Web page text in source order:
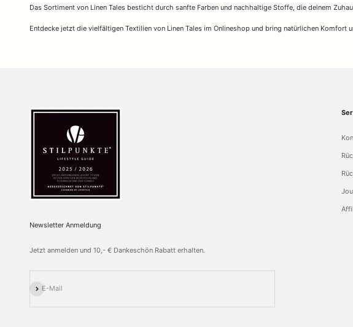
Das Sortiment von Linen Tales besticht durch sanfte Farben und nachhaltige Stoffe, die deinem
Entdecke jetzt die vielfältigen Textilien von Linen Tales im Onlineshop und bring natürlichen Komfort
Newsletter Anmeldung
Jetzt anmelden und 10,- € Dankeschön Rabatt erhalten.
E-Mail
Abonnieren